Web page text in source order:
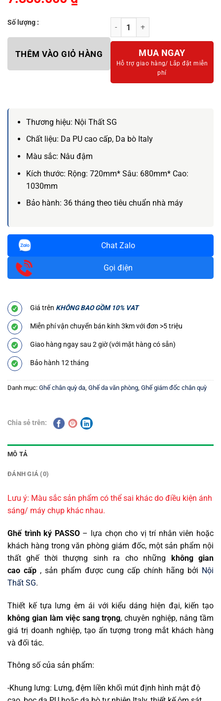
Số lượng : Ghế da Antlia AN-2110C số lượng
THÊM VÀO GIỎ HÀNG MUA NGAY
Hỗ trợ giao hàng/ Lắp đặt miễn
phí
Thương hiệu: Nội Thất SG
Chất liệu: Da PU cao cấp, Da bò Italy
Màu sắc: Nâu đậm
Kích thước: Rộng: 720mm* Sâu: 680mm* Cao:
1030mm
Bảo hành: 36 tháng theo tiêu chuẩn nhà máy
Chat Zalo
Gọi điện
Giá trên KHÔNG BAO GỒM 10% VAT
Miễn phí vận chuyển bán kính 3km với đơn >5 triệu
Giao hàng ngay sau 2 giờ (với mặt hàng có sẵn)
Bảo hành 12 tháng
Danh mục: Ghế chân quỳ da, Ghế da văn phòng, Ghế giám đốc chân quỳ
Chia sẻ trên:
MÔ TẢ
ĐÁNH GIÁ (0)
Lưu ý: Màu sắc sản phẩm có thể sai khác do điều kiện ánh
sáng/ máy chụp khác nhau.
Ghế trình ký PASSO– lựa chọn cho vị trí nhân viên hoặc
khách hàng trong văn phòng giám đốc, một sản phẩm nội
thất ghế thời thượng sinh ra cho những không gian
cao cấp , sản phẩm được cung cấp chính hãng bởi Nội
Thất SG.
Thiết kếtựa lưng êm ái với kiểu dáng hiện đại, kiến tạo
không gian làm việc sang trọng, chuyên nghiệp, nâng tầm
giá trị doanh nghiệp, tạo ấn tượng trong mắt khách hàng
và đối tác.
Thông số của sản phẩm:
-Khung lưng: Lưng, đệm liền khối mút định hình mật độ